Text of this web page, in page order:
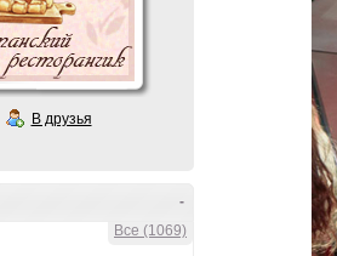
В друзья
-
Все (1069)